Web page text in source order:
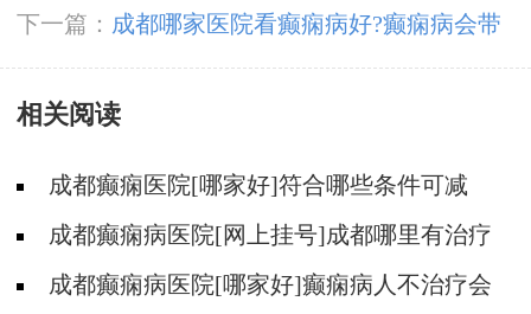
发，11月9-10日，北京专家助力会诊解癫痫疑
难，号源紧张，速约!
下一篇： 成都哪家医院看癫痫病好?癫痫病会带
来哪些后遗症?
相关阅读
成都癫痫医院[哪家好]符合哪些条件可减
药、停药?
成都癫痫病医院[网上挂号]成都哪里有治疗
癫痫的中医?
成都癫痫病医院[哪家好]癫痫病人不治疗会